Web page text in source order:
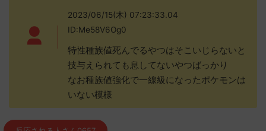
2023/06/15(木) 07:23:33.04
ID:Me58V6Og0
特性種族値死んでるやつはそこいじらないと
技与えられても息してないやつばっかり
なお種族値強化で一線級になったポケモンは
いない模様